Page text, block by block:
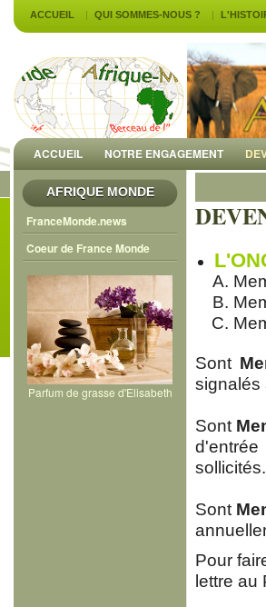
ACCUEIL QUI SOMMES-NOUS ?
ACCUEIL NOTRE ENGAGEMENT
AFRIQUE MONDE
FranceMonde.news
Coeur de France Monde
Parfum de grasse d'Elisabeth
Sont
signalés
Sont
sollicités.
Sont
Pour
lettre au